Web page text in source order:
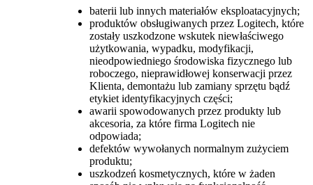
baterii lub innych materiałów eksploatacyjnych;
produktów obsługiwanych przez Logitech, które
zostały uszkodzone wskutek niewłaściwego
użytkowania, wypadku, modyfikacji,
nieodpowiedniego środowiska fizycznego lub
roboczego, nieprawidłowej konserwacji przez
Klienta, demontażu lub zamiany sprzętu bądź
etykiet identyfikacyjnych części;
awarii spowodowanych przez produkty lub
akcesoria, za które firma Logitech nie
odpowiada;
defektów wywołanych normalnym zużyciem
produktu;
uszkodzeń kosmetycznych, które w żaden